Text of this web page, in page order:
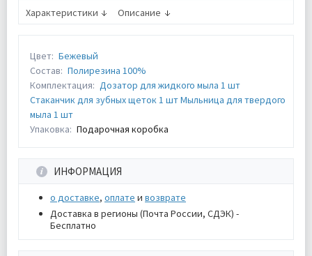
Характеристики Описание
Цвет: Бежевый
Состав: Полирезина 100%
Комплектация: Дозатор для жидкого мыла 1 шт
Стаканчик для зубных щеток 1 шт Мыльница для твердого
мыла 1 шт
Упаковка: Подарочная коробка
ИНФОРМАЦИЯ
о доставке, оплате и возврате
Доставка в регионы (Почта России, СДЭК) -
Бесплатно